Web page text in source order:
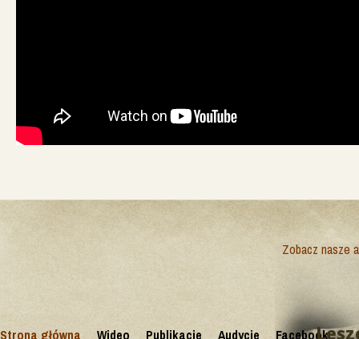
Strona główna Wideo Publikacje Audycje Facebook
Zobacz nasze